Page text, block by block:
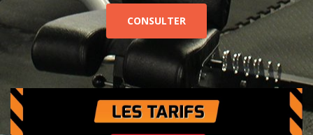
CONSULTER